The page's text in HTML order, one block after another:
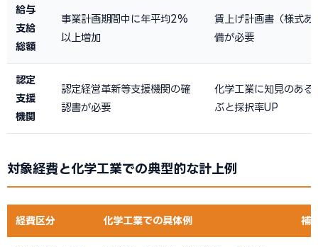
給与
支給
総額
事業計画期間中に年平均2%
以上増加
賃上げ計画書（様式あ
備が必要
認定
支援
機関
認定経営革新等支援機関の確
認書が必要
化学工業に知見のある
ぶと採択率UP
対象経費と化学工業での典型的な計上例
経費区分 化学工業での具体例 補